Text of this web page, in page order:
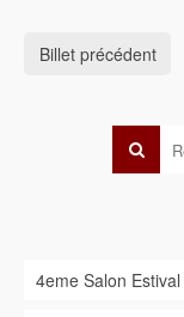
Billet précédent
4eme Salon